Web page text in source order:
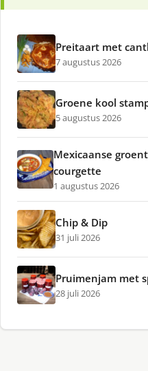
Preitaart met
7 augustus 2026
Groene kool
5 augustus 2026
Mexicaanse
courgette
1 augustus 2026
Chip & Dip
31 juli 2026
Pruimenjam met
28 juli 2026